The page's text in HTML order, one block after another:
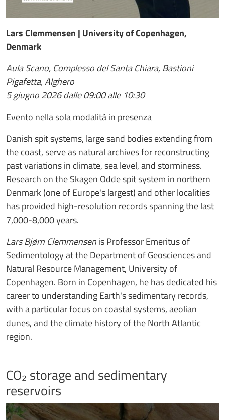
Lars Clemmensen | University of Copenhagen,
Denmark
Aula Scano, Complesso del Santa Chiara, Bastioni
Pigafetta, Alghero
5 giugno 2026 dalle 09:00 alle 10:30
Evento nella sola modalità in presenza
Danish spit systems, large sand bodies extending from
the coast, serve as natural archives for reconstructing
past variations in climate, sea level, and storminess.
Research on the Skagen Odde spit system in northern
Denmark (one of Europe's largest) and other localities
has provided high-resolution records spanning the last
7,000-8,000 years.
Lars Bjørn Clemmensenis Professor Emeritus of
Sedimentology at the Department of Geosciences and
Natural Resource Management, University of
Copenhagen. Born in Copenhagen, he has dedicated his
career to understanding Earth's sedimentary records,
with a particular focus on coastal systems, aeolian
dunes, and the climate history of the North Atlantic
region.
CO₂ storage and sedimentary
reservoirs